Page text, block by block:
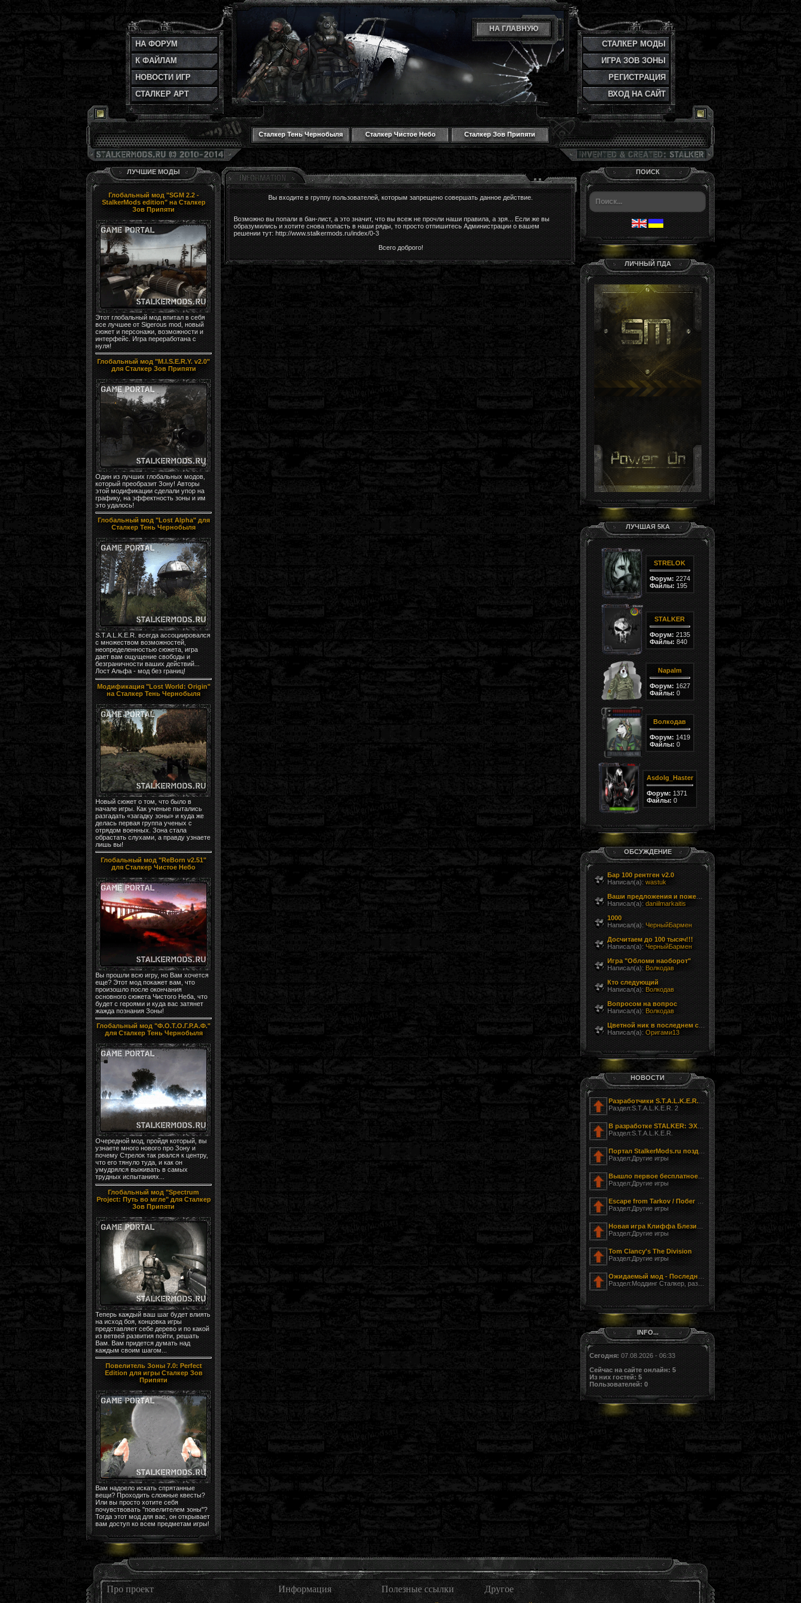
НА ГЛАВНУЮ
СТАЛКЕР МОДЫ
ИГРА ЗОВ ЗОНЫ
РЕГИСТРАЦИЯ
ВХОД НА САЙТ
НА ФОРУМ
К ФАЙЛАМ
НОВОСТИ ИГР
СТАЛКЕР АРТ
Сталкер Тень Чернобыля Сталкер Чистое Небо Сталкер Зов Припяти
ЛУЧШИЕ МОДЫ
Глобальный мод "SGM 2.2 -
StalkerMods edition" на Сталкер
Зов Припяти
Этот глобальный мод впитал в себя
все лучшее от Sigerous mod, новый
сюжет и персонажи, возможности и
интерфейс. Игра переработана с
нуля!
Глобальный мод "M.I.S.E.R.Y. v2.0"
для Сталкер Зов Припяти
Один из лучших глобальных модов,
который преобразит Зону! Авторы
этой модификации сделали упор на
графику, на эффектность зоны и им
это удалось!
Глобальный мод "Lost Alpha" для
Сталкер Тень Чернобыля
S.T.A.L.K.E.R. всегда ассоциировался
с множеством возможностей,
неопределенностью сюжета, игра
дает вам ощущение свободы и
безграничности ваших действий...
Лост Альфа - мод без границ!
Модификация "Lost World: Origin"
на Сталкер Тень Чернобыля
Новый сюжет о том, что было в
начале игры. Как ученые пытались
разгадать «загадку зоны» и куда же
делась первая группа ученых с
отрядом военных. Зона стала
обрастать слухами, а правду узнаете
лишь вы!
Глобальный мод "ReBorn v2.51"
для Сталкер Чистое Небо
Вы прошли всю игру, но Вам хочется
еще? Этот мод покажет вам, что
произошло после окончания
основного сюжета Чистого Неба, что
будет с героями и куда вас затянет
жажда познания Зоны!
Глобальный мод "Ф.О.Т.О.Г.Р.А.Ф."
для Сталкер Тень Чернобыля
Очередной мод, пройдя который, вы
узнаете много нового про Зону и
почему Стрелок так рвался к центру,
что его тянуло туда, и как он
умудрялся выживать в самых
трудных испытаниях...
Глобальный мод "Spectrum
Project: Путь во мгле" для Сталкер
Зов Припяти
Теперь каждый ваш шаг будет влиять
на исход боя, концовка игры
представляет себе дерево и по какой
из ветвей развития пойти, решать
Вам. Вам придется думать над
каждым своим шагом...
Повелитель Зоны 7.0: Perfect
Edition для игры Сталкер Зов
Припяти
Вам надоело искать спрятанные
вещи? Проходить сложные квесты?
Или вы просто хотите себя
почувствовать "повелителем зоны"?
Тогда этот мод для вас, он открывает
вам доступ ко всем предметам игры!
Вы входите в группу пользователей, которым запрещено совершать данное действие.
Возможно вы попали в бан-лист, а это значит, что вы всеж не прочли наши правила, а зря... Если же вы
образумились и хотите снова попасть в наши ряды, то просто отпишитесь Администрации о вашем
решении тут: http://www.stalkermods.ru/index/0-3
Всего доброго!
ПОИСК
ЛИЧНЫЙ ПДА
Гость, ты здесь -й день
Группа: Гости
ЛУЧШАЯ 5КА
STRELOK
Форум: 2274
Файлы: 195
STALKER
Форум: 2135
Файлы: 840
Napalm
Форум: 1627
Файлы: 0
Волкодав
Форум: 1419
Файлы: 0
Asdolg_Haster
Форум: 1371
Файлы: 0
ОБСУЖДЕНИЕ
Бар 100 рентген v2.0
Написал(а): wastuk
Написал(а): daniilmarkaitis
1000
Написал(а): ЧерныйБармен
Досчитаем до 100 тысяч!!!
Написал(а): ЧерныйБармен
Игра "Обломи наоборот"
Написал(а): Волкодав
Кто следующий
Написал(а): Волкодав
Вопросом на вопрос
Написал(а): Волкодав
Написал(а): Оригами13
НОВОСТИ
Раздел:S.T.A.L.K.E.R. 2
Раздел:S.T.A.L.K.E.R.
Раздел:Другие игры
Раздел:Другие игры
Раздел:Другие игры
Раздел:Другие игры
Tom Clancy's The Division
Раздел:Другие игры
Раздел:Моддинг Сталкер, разработка модов
INFO...
Сегодня: 07.08.2026 - 06:33
Сейчас на сайте онлайн: 5
Из них гостей: 5
Пользователей: 0
Про проект Информация Полезные ссылки Другое